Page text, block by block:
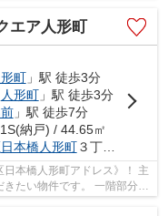
エア人形町
形町」駅 徒歩3分
人形町」駅 徒歩3分
」駅 徒歩7分
納戸) / 44.65㎡
日本橋人形町３丁目1-2
本橋人形町アドレス》！ 主
たい物件です。 一階部分に